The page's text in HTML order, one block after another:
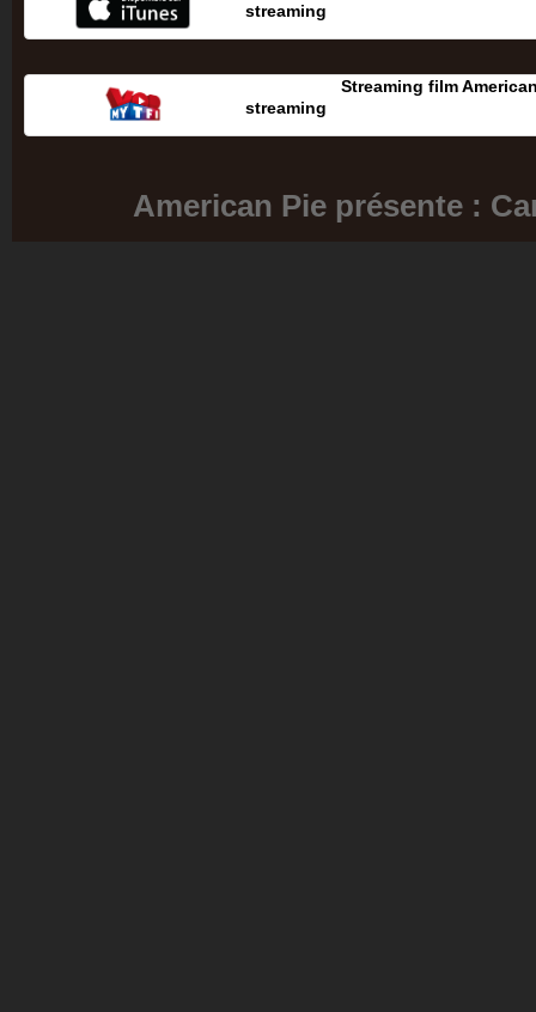
streaming
Streaming film
streaming
American Pie présente :